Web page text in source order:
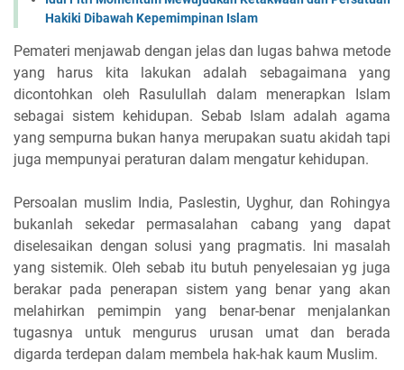
Hakiki Dibawah Kepemimpinan Islam
Pemateri menjawab dengan jelas dan lugas bahwa metode
yang harus kita lakukan adalah sebagaimana yang
dicontohkan oleh Rasulullah dalam menerapkan Islam
sebagai sistem kehidupan. Sebab Islam adalah agama
yang sempurna bukan hanya merupakan suatu akidah tapi
juga mempunyai peraturan dalam mengatur kehidupan.
Persoalan muslim India, Paslestin, Uyghur, dan Rohingya
bukanlah sekedar permasalahan cabang yang dapat
diselesaikan dengan solusi yang pragmatis. Ini masalah
yang sistemik. Oleh sebab itu butuh penyelesaian yg juga
berakar pada penerapan sistem yang benar yang akan
melahirkan pemimpin yang benar-benar menjalankan
tugasnya untuk mengurus urusan umat dan berada
digarda terdepan dalam membela hak-hak kaum Muslim.